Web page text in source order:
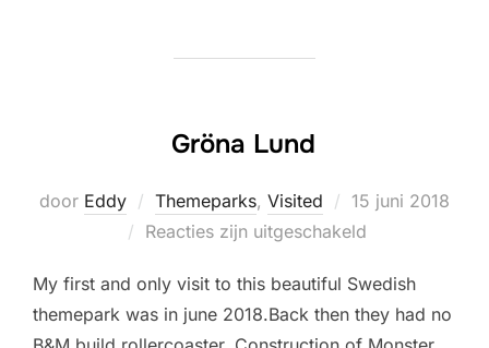
Gröna Lund
door Eddy Themeparks, Visited
Geplaatst
op
15 juni 2018
Reacties zijn uitgeschakeld
My first and only visit to this beautiful Swedish
themepark was in june 2018.Back then they had no